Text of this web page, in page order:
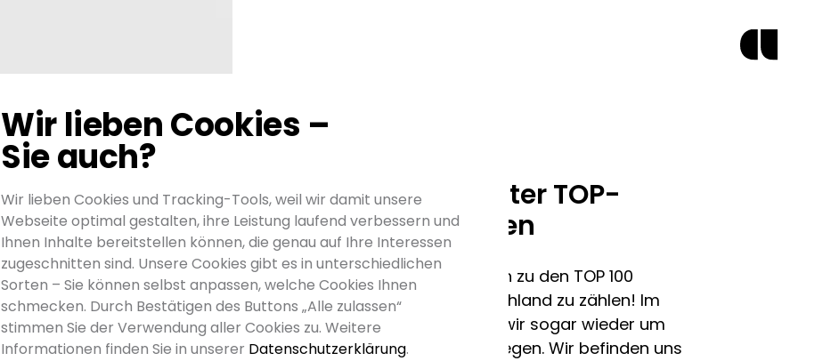
Wir lieben Cookies –
Sie auch?
Wir lieben Cookies und Tracking-Tools, weil wir damit unsere
Webseite optimal gestalten, ihre Leistung laufend verbessern und
Ihnen Inhalte bereitstellen können, die genau auf Ihre Interessen
zugeschnitten sind. Unsere Cookies gibt es in unterschiedlichen
Sorten – Sie können selbst anpassen, welche Cookies Ihnen
schmecken. Durch Bestätigen des Buttons „Alle zulassen“
stimmen Sie der Verwendung aller Cookies zu. Weitere
Informationen finden Sie in unserer Datenschutzerklärung.
avenit erneut unter TOP-
Internetagenturen
Wir sind stolz auch weiterhin zu den TOP 100
Internetagenturen in Deutschland zu zählen! Im
Vergleich zum Vorjahr sind wir sogar wieder um
weitere drei Plätze aufgestiegen. Wir befinden uns